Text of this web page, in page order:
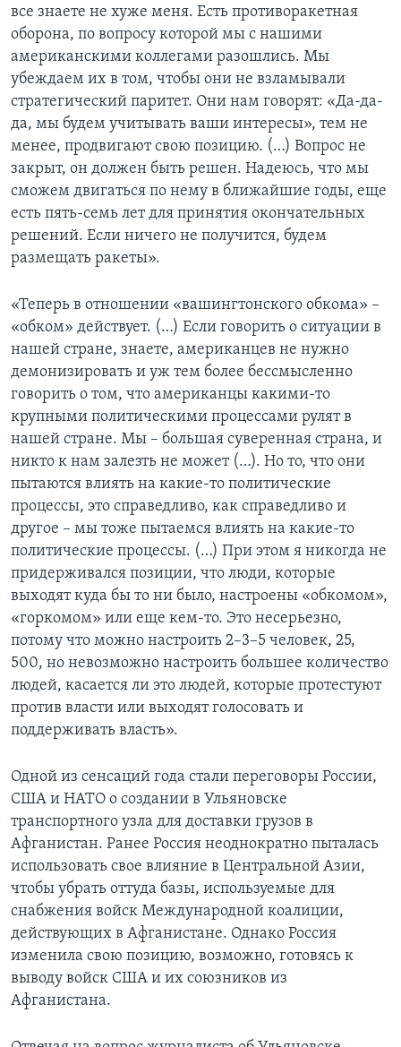
все знаете не хуже меня. Есть противоракетная
оборона, по вопросу которой мы с нашими
американскими коллегами разошлись. Мы
убеждаем их в том, чтобы они не взламывали
стратегический паритет. Они нам говорят: «Да-да-
да, мы будем учитывать ваши интересы», тем не
менее, продвигают свою позицию. (…) Вопрос не
закрыт, он должен быть решен. Надеюсь, что мы
сможем двигаться по нему в ближайшие годы, еще
есть пять-семь лет для принятия окончательных
решений. Если ничего не получится, будем
размещать ракеты».
«Теперь в отношении «вашингтонского обкома» –
«обком» действует. (…) Если говорить о ситуации в
нашей стране, знаете, американцев не нужно
демонизировать и уж тем более бессмысленно
говорить о том, что американцы какими-то
крупными политическими процессами рулят в
нашей стране. Мы – большая суверенная страна, и
никто к нам залезть не может (…). Но то, что они
пытаются влиять на какие-то политические
процессы, это справедливо, как справедливо и
другое – мы тоже пытаемся влиять на какие-то
политические процессы. (…) При этом я никогда не
придерживался позиции, что люди, которые
выходят куда бы то ни было, настроены «обкомом»,
«горкомом» или еще кем-то. Это несерьезно,
потому что можно настроить 2–3–5 человек, 25,
500, но невозможно настроить большее количество
людей, касается ли это людей, которые протестуют
против власти или выходят голосовать и
поддерживать власть».
Одной из сенсаций года стали переговоры России,
США и НАТО о создании в Ульяновске
транспортного узла для доставки грузов в
Афганистан. Ранее Россия неоднократно пыталась
использовать свое влияние в Центральной Азии,
чтобы убрать оттуда базы, используемые для
снабжения войск Международной коалиции,
действующих в Афганистане. Однако Россия
изменила свою позицию, возможно, готовясь к
выводу войск США и их союзников из
Афганистана.